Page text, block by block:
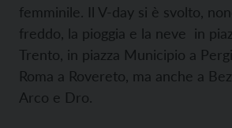
femminile. Il V-day si è svolto,
freddo, la pioggia e la neve in
Trento, in piazza Municipio a
Roma a Rovereto, ma anche a
Arco e Dro.